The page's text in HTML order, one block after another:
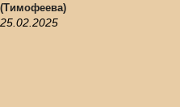
(Тимофеева)
25.02.2025